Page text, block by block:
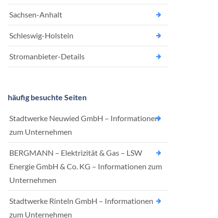
Sachsen-Anhalt
Schleswig-Holstein
Stromanbieter-Details
häufig besuchte Seiten
Stadtwerke Neuwied GmbH – Informationen
zum Unternehmen
BERGMANN – Elektrizität & Gas – LSW
Energie GmbH & Co. KG – Informationen zum
Unternehmen
Stadtwerke Rinteln GmbH – Informationen
zum Unternehmen